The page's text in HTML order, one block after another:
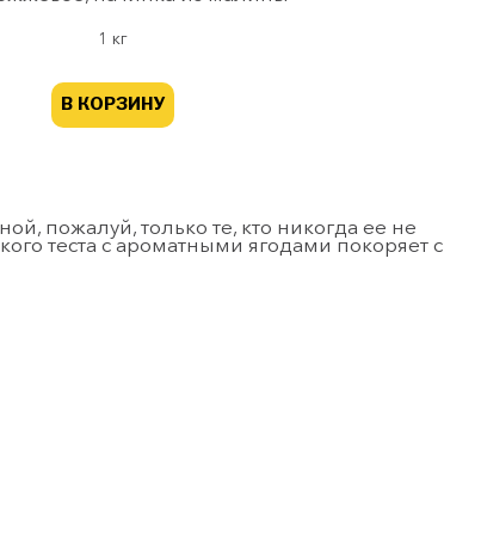
1 кг
В КОРЗИНУ
пожалуй, только те, кто никогда ее не
теста с ароматными ягодами покоряет с